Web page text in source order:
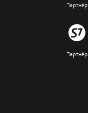
Партнёр
Партнёр